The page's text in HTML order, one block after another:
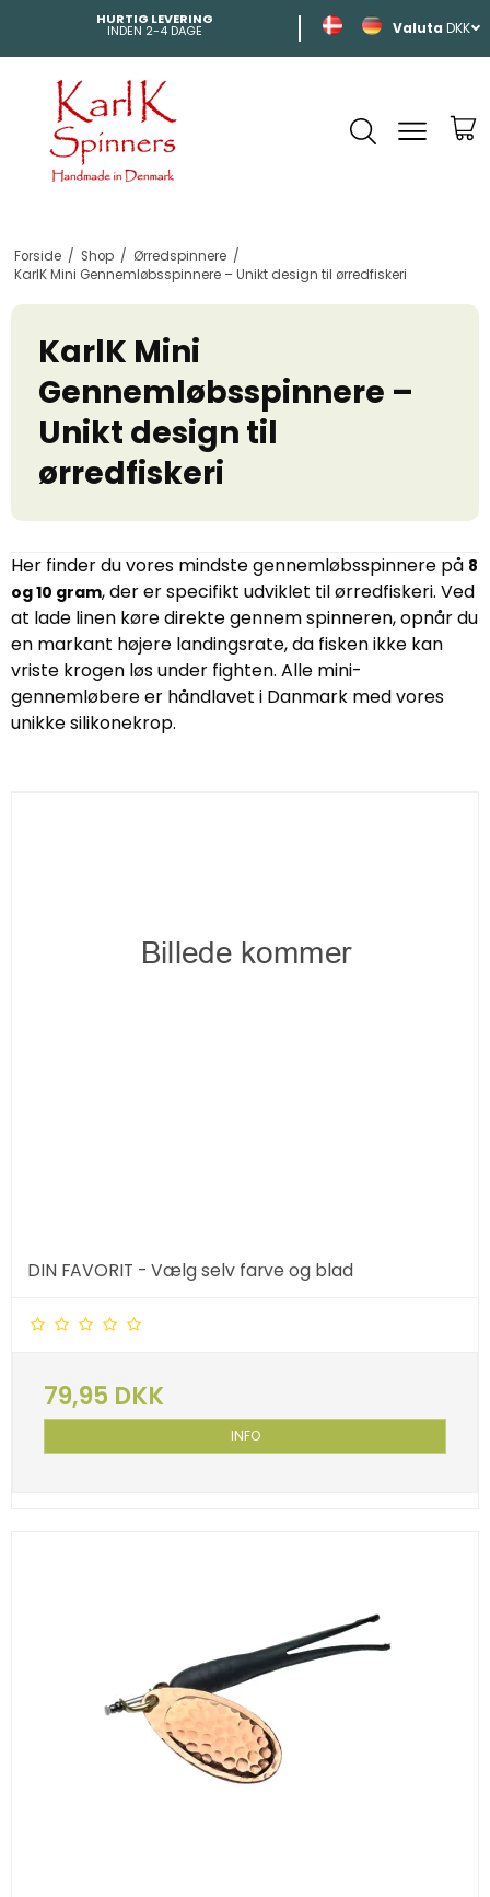
HURTIG LEVERING
INDEN 2-4 DAGE TIL HELE EUROPA
DKK
Forside / Shop / Ørredspinnere /
KarlK Mini Gennemløbsspinnere – Unikt design til ørredfiskeri
KarlK Mini
Gennemløbsspinnere –
Unikt design til
ørredfiskeri
Her finder du vores mindste gennemløbsspinnere på 8
og 10 gram, der er specifikt udviklet til ørredfiskeri. Ved
at lade linen køre direkte gennem spinneren, opnår du
en markant højere landingsrate, da fisken ikke kan
vriste krogen løs under fighten. Alle mini-
gennemløbere er håndlavet i Danmark med vores
unikke silikonekrop.
DIN FAVORIT - Vælg selv farve og blad
79,95 DKK
INFO